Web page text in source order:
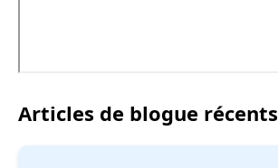
Articles de blogue récents